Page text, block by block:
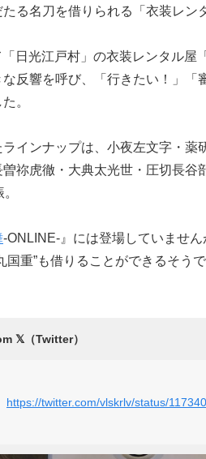
る名刀を借りられる「衣装レン
日光江戸村」の衣装レンタル屋
な反響を呼び、「行きたい！」
。
インナップは、小夜左文字・薬
祢虎徹・大典太光世・圧切長谷
-ONLINE-』には登場していませ
国重”も借りることができるそうで
https://twitter.com/vlskrlv/status/